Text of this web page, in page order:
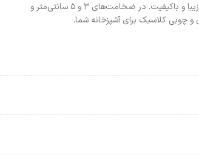
خرید صفحه کابینت MDF با روکش ضدخش HPL؛ مقاوم، زیبا و باکیفیت. در ضخامت‌های ۳ و ۵ سانتی‌متر و